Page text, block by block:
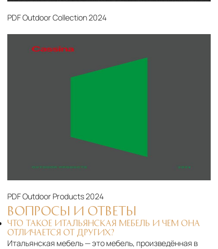
PDFOutdoor Collection 2024
PDFOutdoor Products 2024
ВОПРОСЫ И ОТВЕТЫ
ЧТО ТАКОЕ ИТАЛЬЯНСКАЯ МЕБЕЛЬ И ЧЕМ ОНА
ОТЛИЧАЕТСЯ ОТ ДРУГИХ?
Итальянская мебель — это мебель, произведённая в